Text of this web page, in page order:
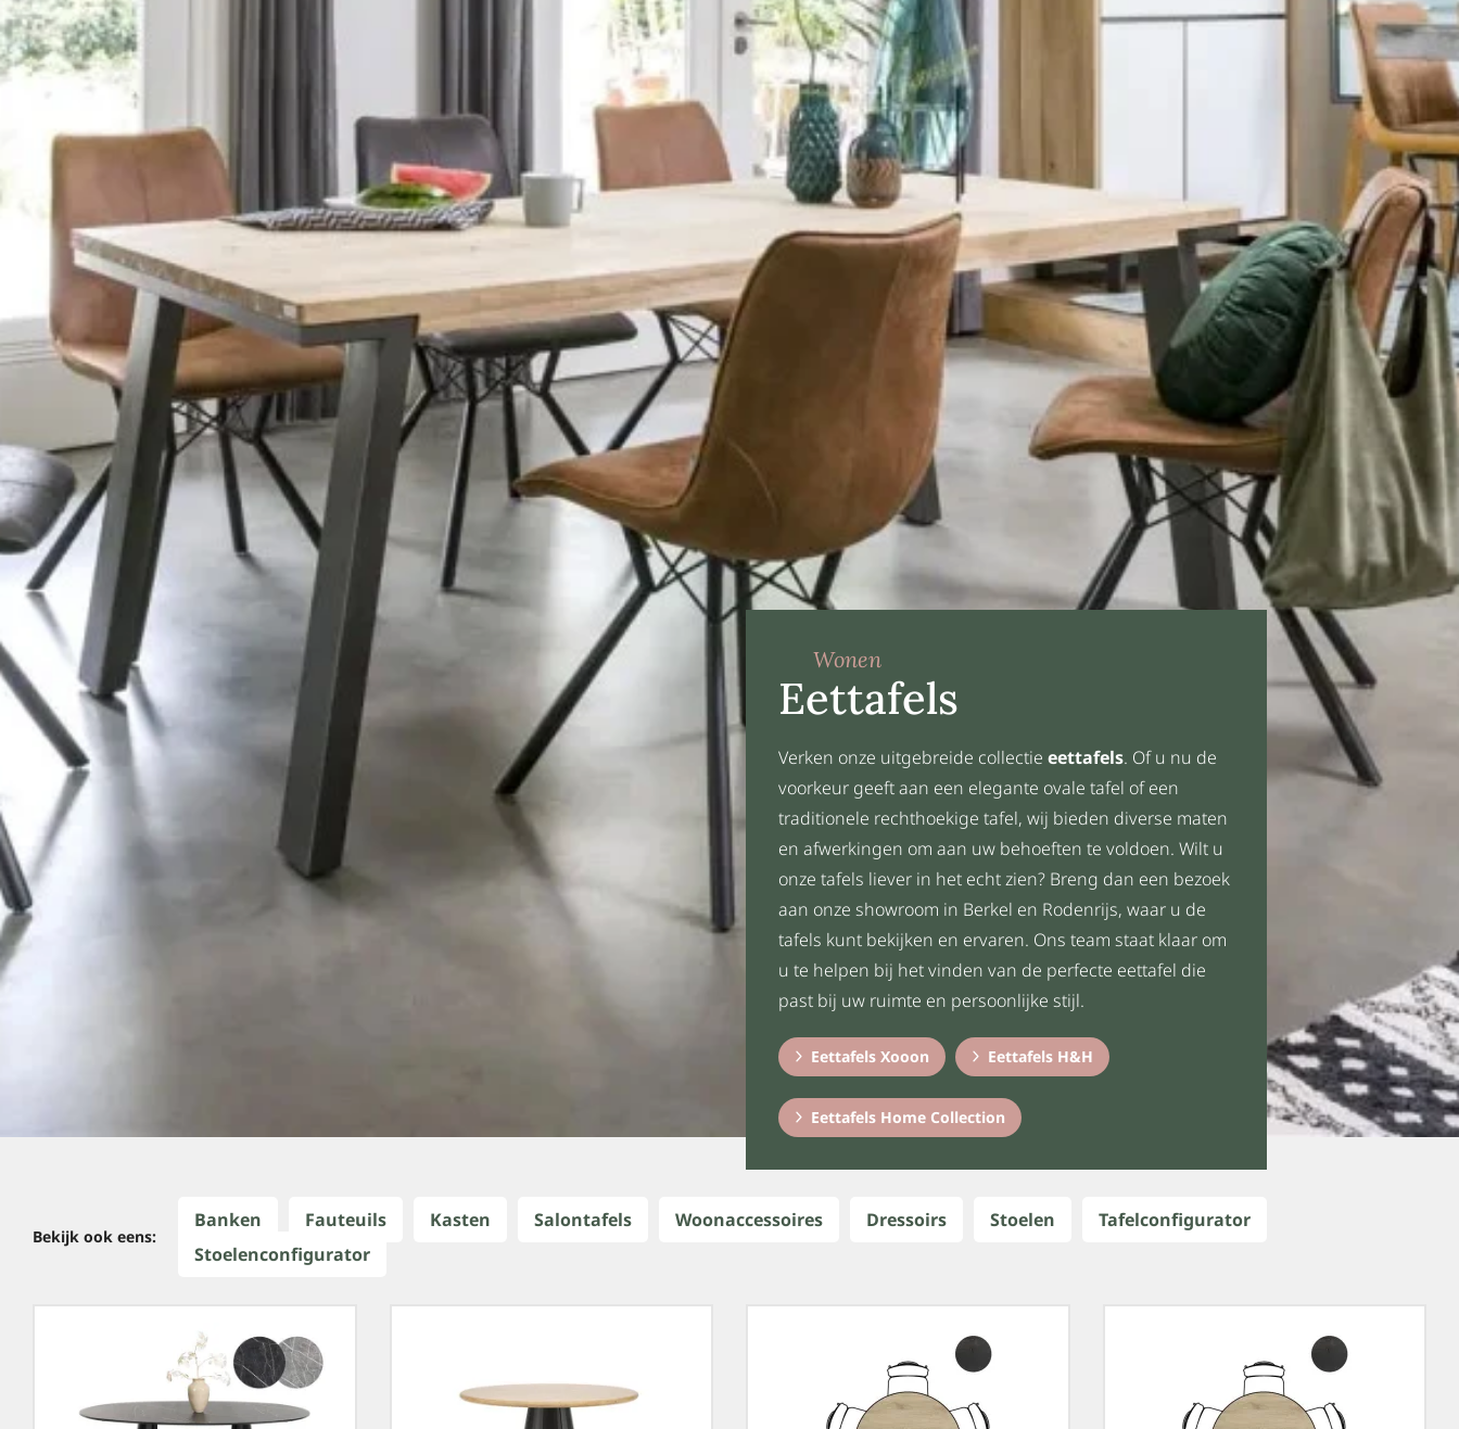
Wonen
Eettafels
Verken onze uitgebreide collectie eettafels. Of u nu de
voorkeur geeft aan een elegante ovale tafel of een
traditionele rechthoekige tafel, wij bieden diverse maten
en afwerkingen om aan uw behoeften te voldoen. Wilt u
onze tafels liever in het echt zien? Breng dan een bezoek
aan onze showroom in Berkel en Rodenrijs, waar u de
tafels kunt bekijken en ervaren. Ons team staat klaar om
u te helpen bij het vinden van de perfecte eettafel die
past bij uw ruimte en persoonlijke stijl.
Eettafels Xooon Eettafels H&H
Eettafels Home Collection
Bekijk ook eens:
Banken Fauteuils Kasten Salontafels Woonaccessoires Dressoirs Stoelen
Tafelconfigurator
Stoelenconfigurator